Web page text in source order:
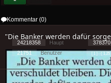
Kommentar (0)
"Die Banker werden dafür
24218358 Haupt 378370
21751
Benutzer [ 1 ] - ( 1.25